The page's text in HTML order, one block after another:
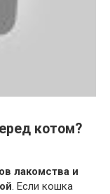
котом?
лакомства и
. Если кошка